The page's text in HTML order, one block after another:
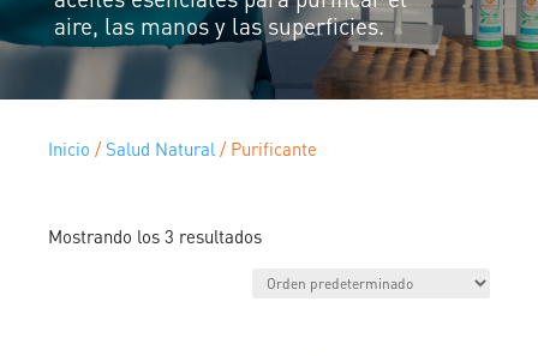
aire, las manos y las superficies.
Inicio / Salud Natural / Purificante
Mostrando los 3 resultados